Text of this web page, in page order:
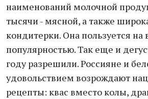
наименований молочной
тысячи - мясной, а также
кондитерки. Она пользуется на
популярностью. Так еще и
году разрешили. Россияне и
удовольствием возрождают
рецепты: квас вместо колы,